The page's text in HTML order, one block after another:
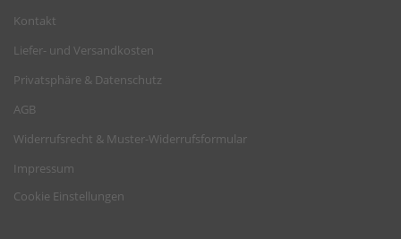
Kontakt
Liefer- und Versandkosten
Privatsphäre & Datenschutz
AGB
Widerrufsrecht & Muster-Widerrufsformular
Impressum
Cookie Einstellungen